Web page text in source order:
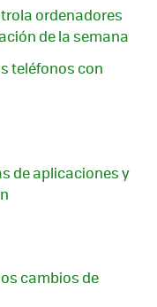
ordenadores
de la semana
teléfonos con
de aplicaciones y
cambios de